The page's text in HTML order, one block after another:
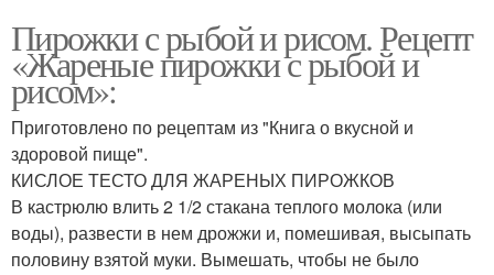
Пирожки с рыбой и рисом. Рецепт
«Жареные пирожки с рыбой и
рисом»:
Приготовлено по рецептам из "Книга о вкусной и
здоровой пище".
КИСЛОЕ ТЕСТО ДЛЯ ЖАРЕНЫХ ПИРОЖКОВ
В кастрюлю влить 2 1/2 стакана теплого мо­лока (или
воды), развести в нем дрожжи и, помешивая, высыпать
половину взятой муки. Вымешать, чтобы не было